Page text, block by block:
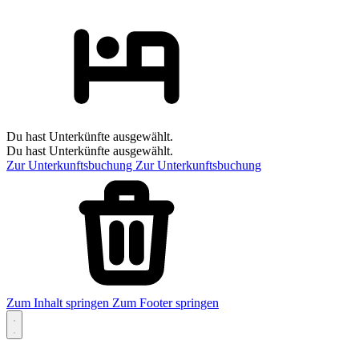
Du hast Unterkünfte ausgewählt.
Du hast Unterkünfte ausgewählt.
Zur Unterkunftsbuchung Zur Unterkunftsbuchung
Zum Inhalt springen Zum Footer springen